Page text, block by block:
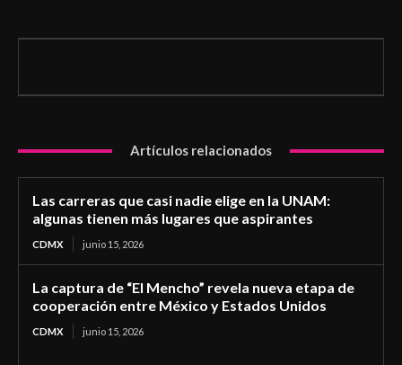
Artículos relacionados
Las carreras que casi nadie elige en la UNAM:
algunas tienen más lugares que aspirantes
CDMX junio 15, 2026
La captura de “El Mencho” revela nueva etapa de
cooperación entre México y Estados Unidos
CDMX junio 15, 2026